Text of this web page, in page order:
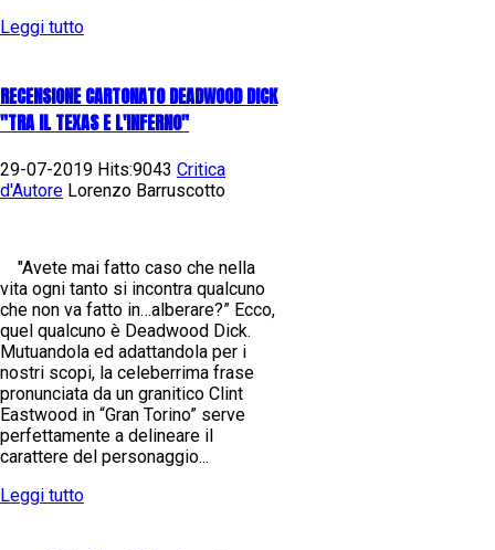
Leggi tutto
RECENSIONE CARTONATO DEADWOOD DICK
"TRA IL TEXAS E L'INFERNO"
29-07-2019 Hits:9043 Critica
d'Autore Lorenzo Barruscotto
"Avete mai fatto caso che nella
vita ogni tanto si incontra qualcuno
che non va fatto in…alberare?” Ecco,
quel qualcuno è Deadwood Dick.
Mutuandola ed adattandola per i
nostri scopi, la celeberrima frase
pronunciata da un granitico Clint
Eastwood in “Gran Torino” serve
perfettamente a delineare il
carattere del personaggio...
Leggi tutto